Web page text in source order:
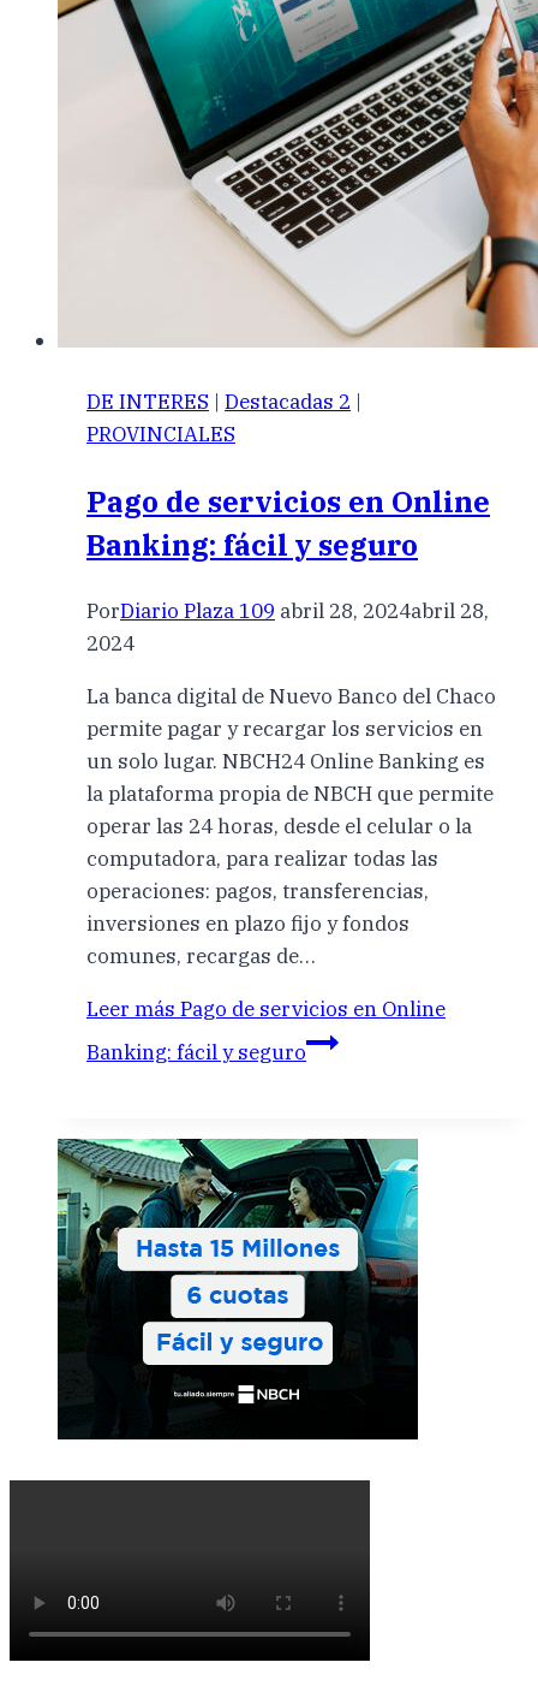
DE INTERES | Destacadas 2 |
PROVINCIALES
Pago de servicios en Online
Banking: fácil y seguro
PorDiario Plaza 109 abril 28, 2024abril 28,
2024
La banca digital de Nuevo Banco del Chaco
permite pagar y recargar los servicios en
un solo lugar. NBCH24 Online Banking es
la plataforma propia de NBCH que permite
operar las 24 horas, desde el celular o la
computadora, para realizar todas las
operaciones: pagos, transferencias,
inversiones en plazo fijo y fondos
comunes, recargas de…
Leer más Pago de servicios en Online
Banking: fácil y seguro